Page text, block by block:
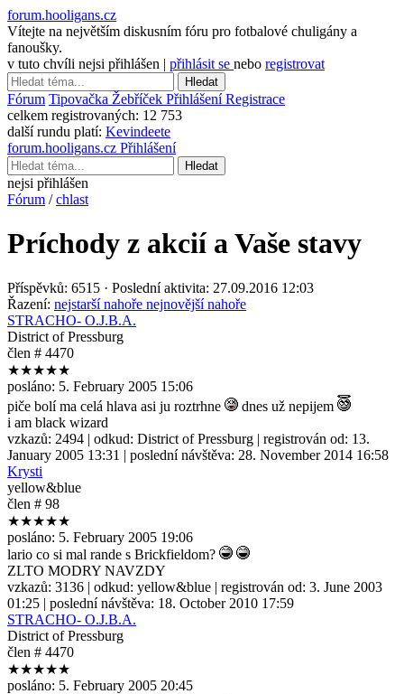
forum.hooligans.cz
Vítejte na největším diskusním fóru pro fotbalové chuligány a
fanoušky.
v tuto chvíli nejsi přihlášen | přihlásit se nebo registrovat
Hledat
Fórum Tipovačka Žebříček PřihlášeníRegistrace
celkem registrovaných: 12 753
další rundu platí: Kevindeete
forum.hooligans.cz Přihlášení
Hledat
nejsi přihlášen
Fórum /chlast
Príchody z akcií a Vaše stavy
Příspěvků: 6515 · Poslední aktivita: 27.09.2016 12:03
Řazení: nejstarší nahoře nejnovější nahoře
STRACHO- O.J.B.A.
District of Pressburg
člen # 4470
★★★★★
posláno: 5. February 2005 15:06
piče bolí ma celá hlava asi ju roztrhne
dnes už nepijem
i am black wizard
vzkazů: 2494 | odkud: District of Pressburg | registrován od: 13.
January 2005 13:31 | poslední návštěva: 28. November 2014 16:58
Krysti
yellow&blue
člen # 98
★★★★★
posláno: 5. February 2005 19:06
lario co si mal rande s Brickfieldom?
ZLTO MODRY NAVZDY
vzkazů: 3136 | odkud: yellow&blue | registrován od: 3. June 2003
01:25 | poslední návštěva: 18. October 2010 17:59
STRACHO- O.J.B.A.
District of Pressburg
člen # 4470
★★★★★
posláno: 5. February 2005 20:45